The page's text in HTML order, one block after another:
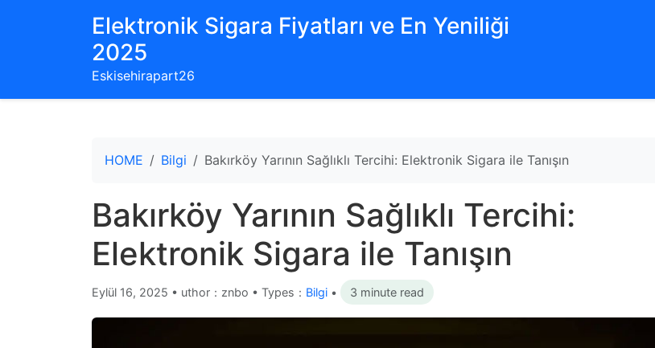
Elektronik Sigara Fiyatları ve En Yeniliği
2025
Eskisehirapart26
HOME Bilgi Bakırköy Yarının Sağlıklı Tercihi: Elektronik Sigara ile Tanışın
Bakırköy Yarının Sağlıklı Tercihi:
Elektronik Sigara ile Tanışın
Eylül 16, 2025 • uthor：znbo • Types： Bilgi • 3 minute read